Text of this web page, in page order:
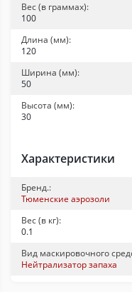
Вес (в граммах):
100
Длина (мм):
120
Ширина (мм):
50
Высота (мм):
30
Характеристики
Бренд.:
Тюменские аэрозоли
Вес (в кг):
0.1
Вид маскировочного
Нейтрализатор запаха